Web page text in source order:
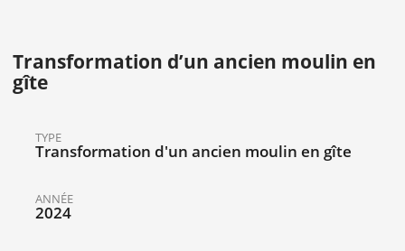
Transformation d’un ancien moulin en
gîte
TYPE
Transformation d'un ancien moulin en gîte
ANNÉE
2024